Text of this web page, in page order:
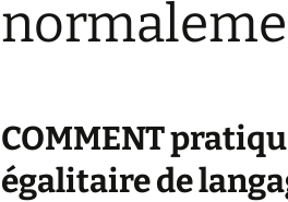
Photos
Pratique
COMMENT
égalitaire de